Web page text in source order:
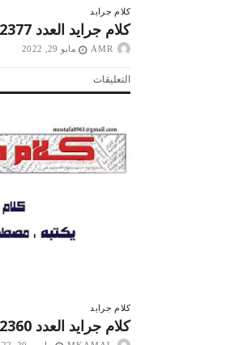
كلام جرايد
كلام جرايد العدد 2377
AMR مايو 29, 2022
التعليقاتعلى
كلام
العدد
2377
مغلقة
كلام جرايد
كلام جرايد العدد 2360